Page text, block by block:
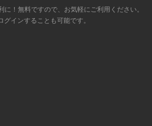
に！無料ですので、お気軽にご利用ください。
インすることも可能です。